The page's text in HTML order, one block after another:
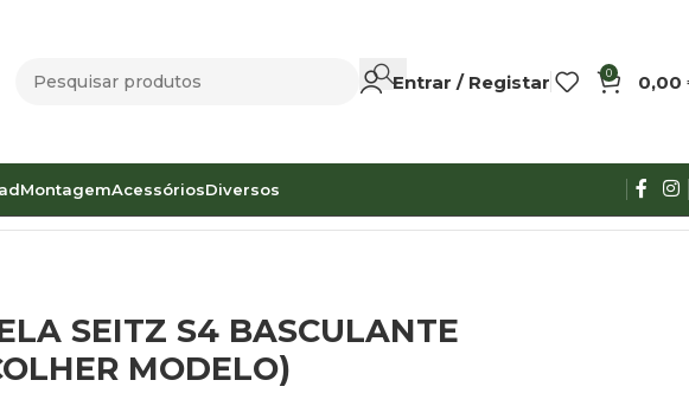
Entrar / Registar 0 0,00
MontagemAcessóriosDiversos
SEITZ S4 BASCULANTE
MODELO)